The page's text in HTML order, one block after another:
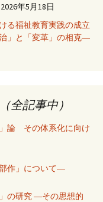
2026年5月18日
る福祉教育実践の成立
」と「変革」の相克―
全記事中）
論 その体系化に向け
作」について―
の研究 ―その思想的